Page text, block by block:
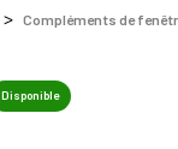
Compléments de
Disponible